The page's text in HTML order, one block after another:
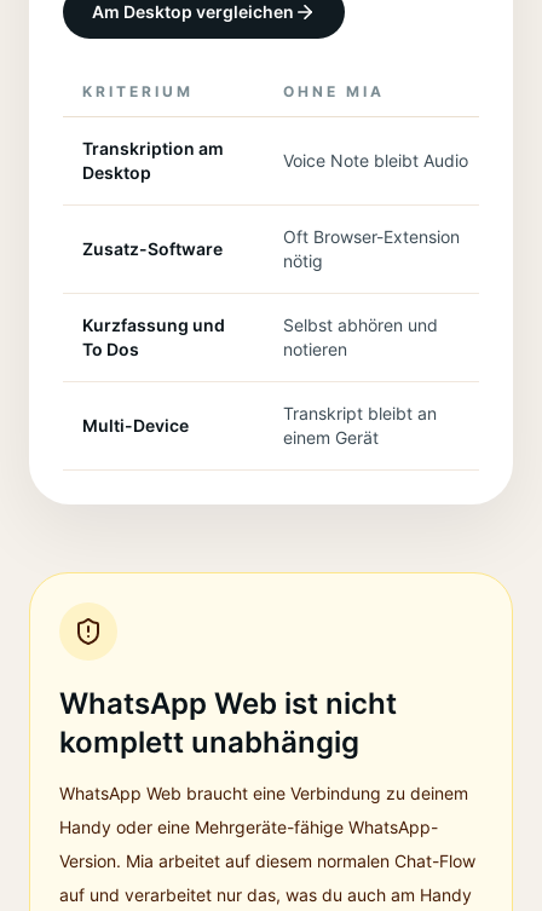
Am Desktop vergleichen
KRITERIUM OHNE MIA
Transkription am
Desktop
Voice Note bleibt Audio
Zusatz-Software
Oft Browser-Extension
nötig
Kurzfassung und
To Dos
Selbst abhören und
notieren
Multi-Device
Transkript bleibt an
einem Gerät
WhatsApp Web ist nicht
komplett unabhängig
WhatsApp Web braucht eine Verbindung zu deinem
Handy oder eine Mehrgeräte-fähige WhatsApp-
Version. Mia arbeitet auf diesem normalen Chat-Flow
auf und verarbeitet nur das, was du auch am Handy